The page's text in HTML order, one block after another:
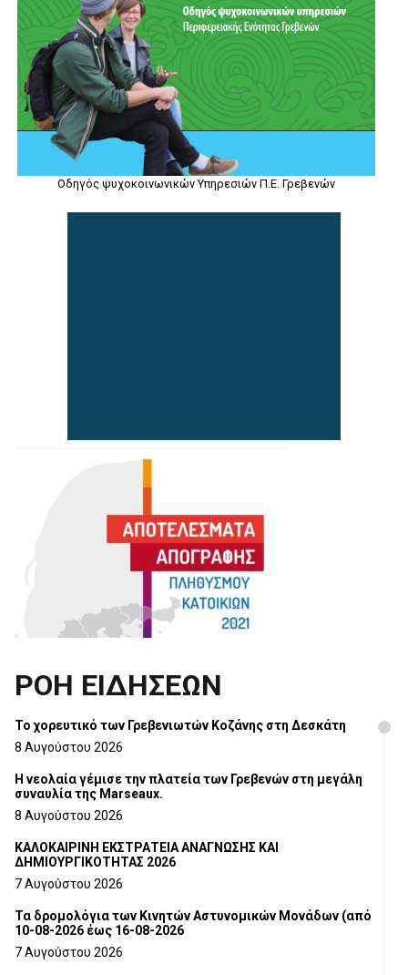
Οδηγός ψυχοκοινωνικών Υπηρεσιών Π.Ε. Γρεβενών
ΡΟΗ ΕΙΔΗΣΕΩΝ
Το χορευτικό των Γρεβενιωτών Κοζάνης στη Δεσκάτη
8 Αυγούστου 2026
Η νεολαία γέμισε την πλατεία των Γρεβενών στη μεγάλη
συναυλία της Marseaux.
8 Αυγούστου 2026
ΚΑΛΟΚΑΙΡΙΝΗ ΕΚΣΤΡΑΤΕΙΑ ΑΝΑΓΝΩΣΗΣ ΚΑΙ
ΔΗΜΙΟΥΡΓΙΚΟΤΗΤΑΣ 2026
7 Αυγούστου 2026
Τα δρομολόγια των Κινητών Αστυνομικών Μονάδων (από
10-08-2026 έως 16-08-2026
7 Αυγούστου 2026